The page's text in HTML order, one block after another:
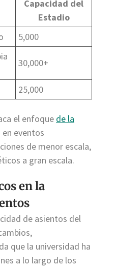
Capacidad del
Estadio
5,000
30,000+
25,000
el enfoque de la
eventos
de menor escala,
a gran escala.
en la
de asientos del
que la universidad ha
a lo largo de los